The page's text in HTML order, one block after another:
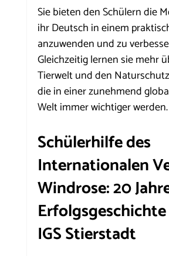
Sie bieten den Schülern die
ihr Deutsch in einem
anzuwenden und zu
Gleichzeitig lernen sie mehr
Tierwelt und den
die in einer zunehmend
Welt immer wichtiger werden.
Schülerhilfe des
Internationalen
Windrose: 20
IGS Stierstadt